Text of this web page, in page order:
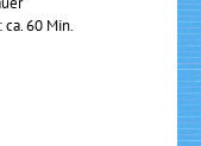
60 Min.